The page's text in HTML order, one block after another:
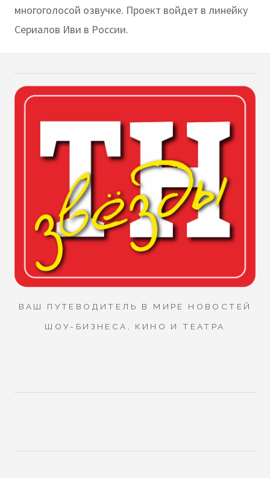
многоголосой озвучке. Проект войдет в линейку
Сериалов Иви в России.
ВАШ ПУТЕВОДИТЕЛЬ В МИРЕ НОВОСТЕЙ
ШОУ-БИЗНЕСА, КИНО И ТЕАТРА